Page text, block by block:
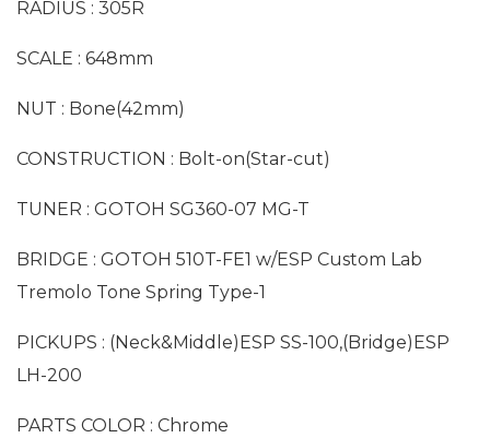
RADIUS : 305R
SCALE : 648mm
NUT : Bone(42mm)
CONSTRUCTION : Bolt-on(Star-cut)
TUNER : GOTOH SG360-07 MG-T
BRIDGE : GOTOH 510T-FE1 w/ESP Custom Lab
Tremolo Tone Spring Type-1
PICKUPS : (Neck&Middle)ESP SS-100,(Bridge)ESP
LH-200
PARTS COLOR : Chrome